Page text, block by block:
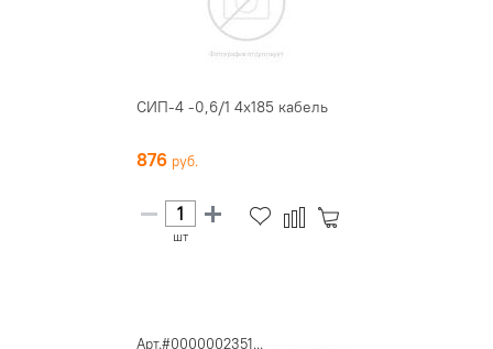
СИП-4 -0,6/1 4х185 кабель
876
шт
Арт.#0000002351...